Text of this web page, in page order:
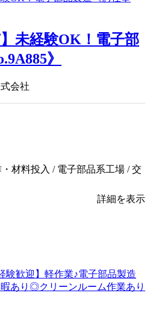
】未経験OK！電子部
》
会社
材料投入 / 電子部品系工場 / 交
詳細を表示